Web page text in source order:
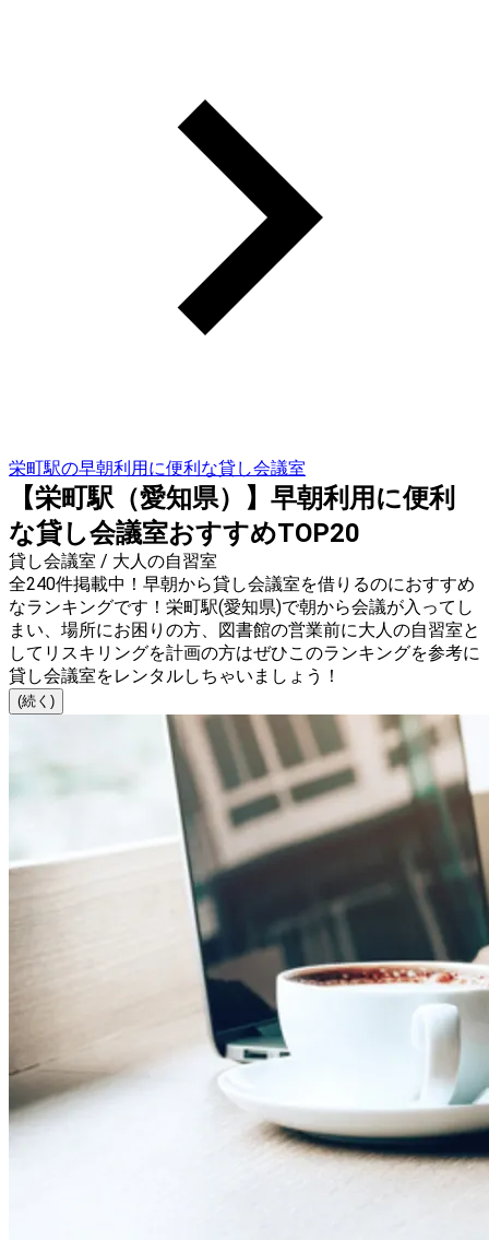
栄町駅の早朝利用に便利な貸し会議室
【栄町駅（愛知県）】早朝利用に便利
な貸し会議室おすすめTOP20
貸し会議室 / 大人の自習室
全240件掲載中！早朝から貸し会議室を借りるのにおすすめ
なランキングです！栄町駅(愛知県)で朝から会議が入ってし
まい、場所にお困りの方、図書館の営業前に大人の自習室と
してリスキリングを計画の方はぜひこのランキングを参考に
貸し会議室をレンタルしちゃいましょう！
(続く)